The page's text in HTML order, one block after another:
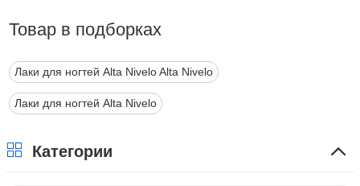
Товар в подборках
Лаки для ногтей Alta Nivelo Alta Nivelo
Лаки для ногтей Alta Nivelo
Категории